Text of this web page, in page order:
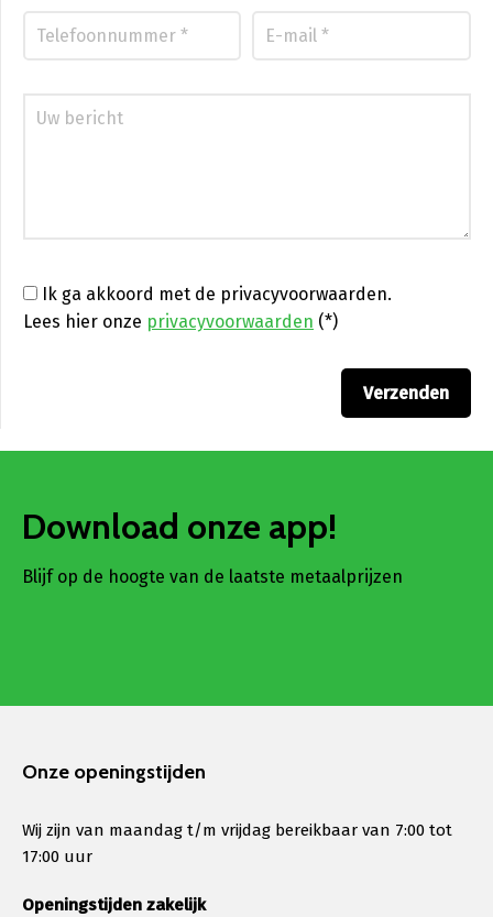
Ik ga akkoord met de privacyvoorwaarden.
Lees hier onze privacyvoorwaarden (*)
Download onze app!
Blijf op de hoogte van de laatste metaalprijzen
Onze openingstijden
Wij zijn van maandag t/m vrijdag bereikbaar van 7:00 tot
17:00 uur
Openingstijden zakelijk